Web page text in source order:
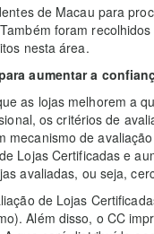
de Macau para
foram
nesta área.
aumentar a
as lojas melhorem a
os critérios de
mecanismo de
Lojas Certificadas e
avaliadas, ou seja,
de Lojas
Além disso, o CC